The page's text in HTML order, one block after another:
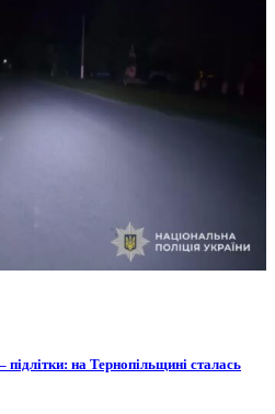
підлітки: на Тернопільщині сталась